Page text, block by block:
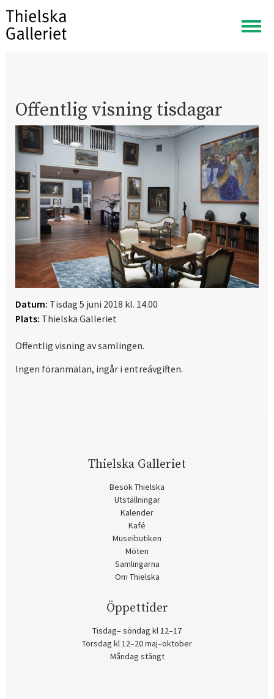
Visa
meny
Offentlig visning tisdagar
Datum: Tisdag 5 juni 2018 kl. 14.00
Plats: Thielska Galleriet
Offentlig visning av samlingen.
Ingen föranmälan, ingår i entreávgiften.
Thielska Galleriet
Besök Thielska
Utställningar
Kalender
Kafé
Museibutiken
Möten
Samlingarna
Om Thielska
Öppettider
Tisdag– söndag kl 12–17
Torsdag kl 12–20 maj–oktober
Måndag stängt